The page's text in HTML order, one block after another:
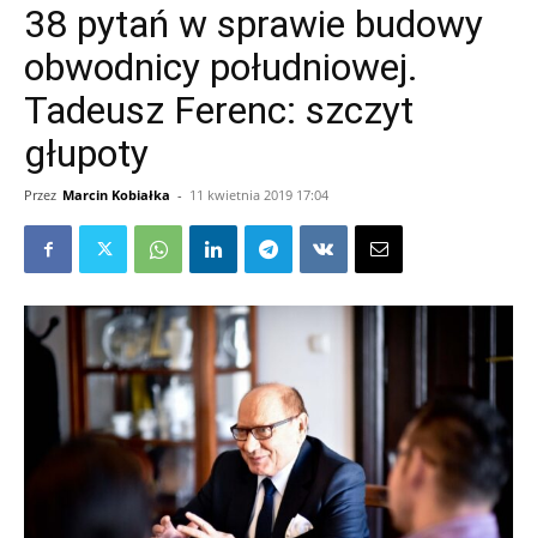
38 pytań w sprawie budowy
obwodnicy południowej.
Tadeusz Ferenc: szczyt
głupoty
Przez Marcin Kobiałka - 11 kwietnia 2019 17:04